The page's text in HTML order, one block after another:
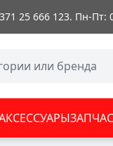
25 666 123. Пн-Пт: